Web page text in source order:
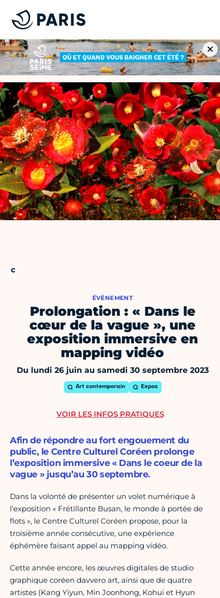
ÉVÈNEMENT
Prolongation : « Dans le
cœur de la vague », une
exposition immersive en
mapping vidéo
Du lundi 26 juin au samedi 30 septembre 2023
Art contemporain Expos
Afin de répondre au fort engouement du
public, le Centre Culturel Coréen prolonge
l’exposition immersive « Dans le coeur de la
vague » jusqu’au 30 septembre.
Dans la volonté de présenter un volet numérique à
l’exposition « Frétillante Busan, le monde à portée de
flots », le Centre Culturel Coréen propose, pour la
troisième année consécutive, une expérience
éphémère faisant appel au mapping vidéo.
Cette année encore, les œuvres digitales de studio
graphique coréen davvero art, ainsi que de quatre
artistes (Kang Yiyun, Min Joonhong, Kohui et Hyun
VOIR LES INFOS PRATIQUES